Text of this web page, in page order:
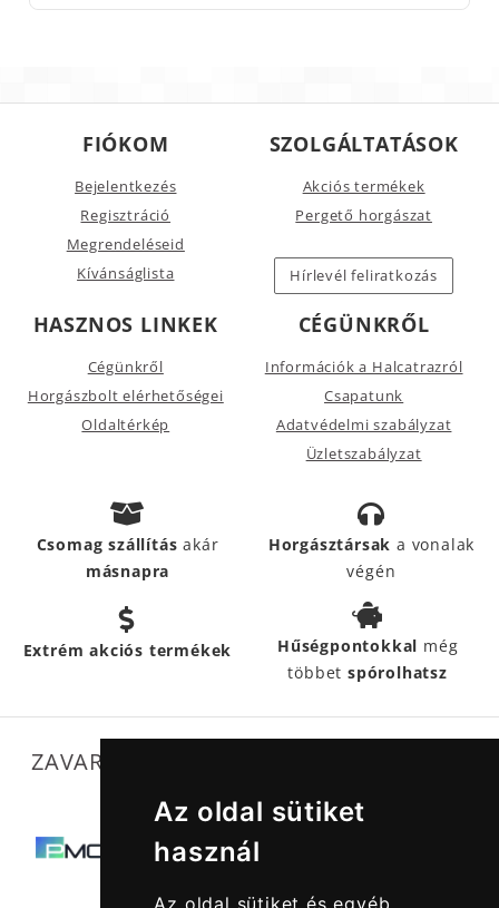
Az oldal sütiket
használ
Az oldal sütiket és egyéb
FIÓKOM
Bejelentkezés
Regisztráció
Megrendeléseid
Kívánságlista
SZOLGÁLTATÁSOK
Akciós termékek
Pergető horgászat
Hírlevél feliratkozás
HASZNOS LINKEK
Cégünkről
Horgászbolt elérhetőségei
Oldaltérkép
CÉGÜNKRŐL
Információk a Halcatrazról
Csapatunk
Adatvédelmi szabályzat
Üzletszabályzat
Csomag szállításakár
másnapra
Horgásztársak a vonalak
végén
Extrém akciós termékek Hűségpontokkal még
többetspórolhatsz
ZAVARTALAN MŰKÖDÉSÜNKET SEGÍTIK